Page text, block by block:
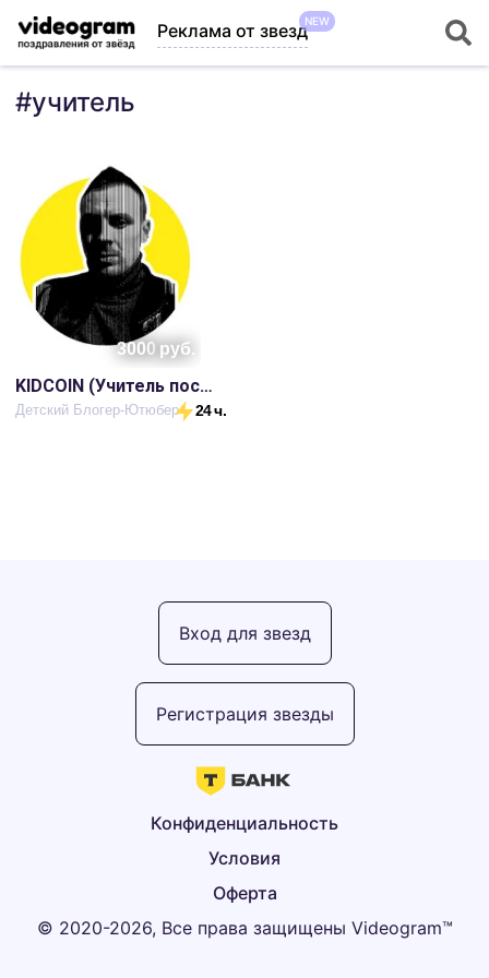
Реклама от звездNEW
#учитель
3000 руб.
KIDCOIN (Учитель поселковой школы)
Детский Блогер-Ютюбер 24 ч.
© 2020-2026, Все права защищены Videogram™
Оферта
Условия
Конфиденциальность
Регистрация звезды
Вход для звезд